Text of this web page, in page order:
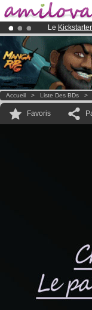
Le
Abonnement
Déjà 100000
Accueil > Liste Des BDs >
Favoris